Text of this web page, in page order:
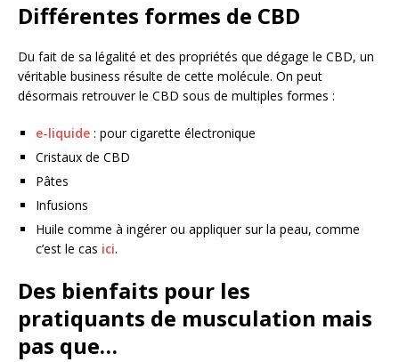
Différentes formes de CBD
Du fait de sa légalité et des propriétés que dégage le CBD, un
véritable business résulte de cette molécule. On peut
désormais retrouver le CBD sous de multiples formes :
e-liquide : pour cigarette électronique
Cristaux de CBD
Pâtes
Infusions
Huile comme à ingérer ou appliquer sur la peau, comme
c’est le cas ici.
Des bienfaits pour les
pratiquants de musculation mais
pas que…